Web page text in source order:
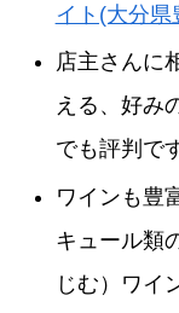
イト(大分県
店主さんに
える、好み
でも評判で
ワインも豊
キュール類
じむ）ワイ